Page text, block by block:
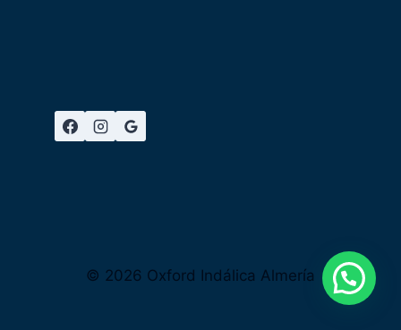
© 2026 Oxford Indálica Almería